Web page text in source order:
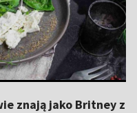
znają jako Britney z